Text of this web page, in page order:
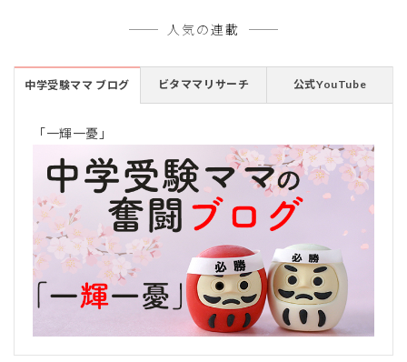
人気の連載
中学受験ママ ブログ ビタママリサーチ 公式YouTube
「一輝一憂」